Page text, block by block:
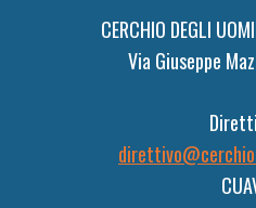
CERCHIO DEGLI
Via Giuseppe